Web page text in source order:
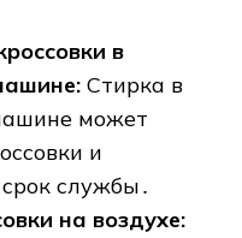
в
Стирка в
может
и
службы․
на воздухе: